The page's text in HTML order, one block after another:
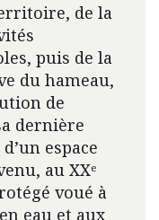
de la
puis de la
du hameau,
de
dernière
espace
au XXᵉ
voué à
eau et aux